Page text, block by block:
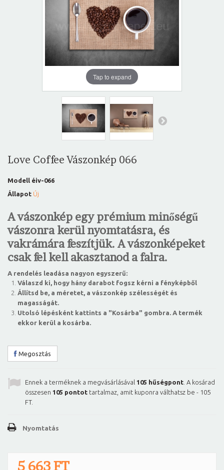
Tap to expand
Love Coffee Vászonkép 066
Modell éiv-066
Állapot Új
A vászonkép egy prémium minőségű
vászonra kerül nyomtatásra, és
vakrámára feszítjük. A vászonképeket
csak fel kell akasztanod a falra.
A rendelés leadása nagyon egyszerű:
Válaszd ki, hogy hány darabot fogsz kérni a fényképből
Állítsd be, a méretet, a vászonkép szélességét és
magasságát.
Utolsó lépésként kattints a "Kosárba" gombra. A termék
ekkor kerül a kosárba.
Megosztás
Ennek a terméknek a megvásárlásával 105 hűségpont . A kosárad
összesen 105 pontot tartalmaz, amit kuponra válthatsz be - 105
FT.
Nyomtatás
5 663 FT